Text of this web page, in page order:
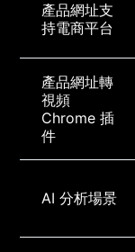
產品網址支
持電商平台
產品網址轉
視頻
Chrome 插
件
AI 分析場景